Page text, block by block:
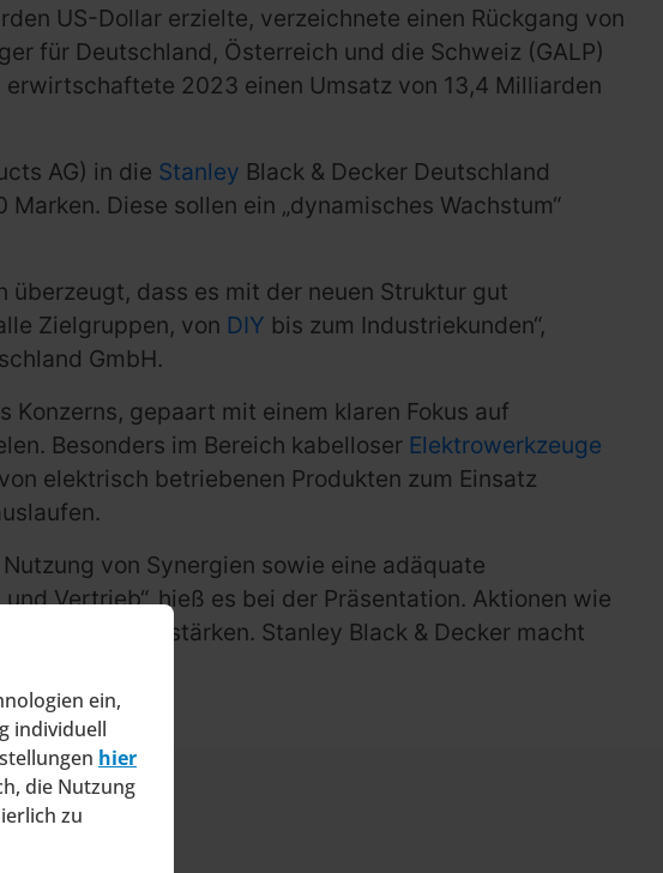
ein,
individuell
hier
die Nutzung
zu
US-Dollar erzielte, verzeichnete einen Rückgang von
für Deutschland, Österreich und die Schweiz (GALP)
2023 einen Umsatz von 13,4 Milliarden
AG) in die Stanley Black & Decker Deutschland
Diese sollen ein „dynamisches Wachstum“
dass es mit der neuen Struktur gut
Zielgruppen, von DIY bis zum Industriekunden“,
GmbH.
gepaart mit einem klaren Fokus auf
Besonders im Bereich kabelloser Elektrowerkzeuge
elektrisch betriebenen Produkten zum Einsatz
von Synergien sowie eine adäquate
Vertrieb“, hieß es bei der Präsentation. Aktionen wie
den Handel stärken. Stanley Black & Decker macht